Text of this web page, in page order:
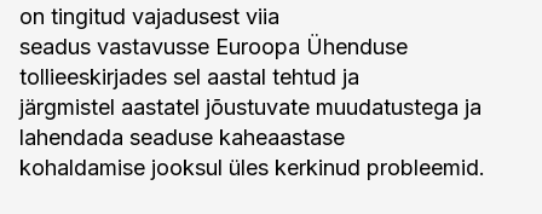
on tingitud vajadusest viia
seadus vastavusse Euroopa Ühenduse
tollieeskirjades sel aastal tehtud ja
järgmistel aastatel jõustuvate muudatustega ja
lahendada seaduse kaheaastase
kohaldamise jooksul üles kerkinud probleemid.